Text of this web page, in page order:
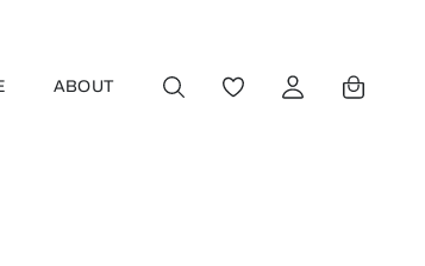
ABOUT VOUS AVEZ 0